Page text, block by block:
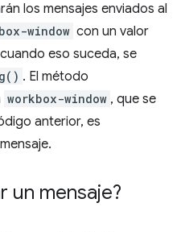
los mensajes enviados al
window con un valor
eso suceda, se
. El método
workbox-window , que se
anterior, es
un mensaje?